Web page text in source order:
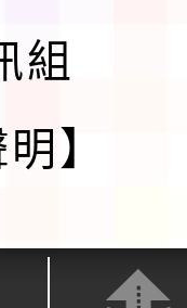
組
】